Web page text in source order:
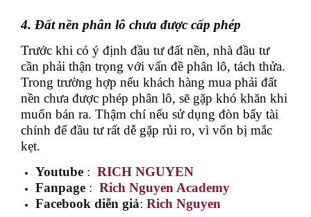
4. Đất nền phân lô chưa được cấp phép
Trước khi có ý định đầu tư đất nền, nhà đầu tư
cần phải thận trọng với vấn đề phân lô, tách thửa.
Trong trường hợp nếu khách hàng mua phải đất
nền chưa được phép phân lô, sẽ gặp khó khăn khi
muốn bán ra. Thậm chí nếu sử dụng đòn bẩy tài
chính để đầu tư rất dễ gặp rủi ro, vì vốn bị mắc
kẹt.
Youtube : RICH NGUYEN
Fanpage : Rich Nguyen Academy
Facebook diễn giả: Rich Nguyen